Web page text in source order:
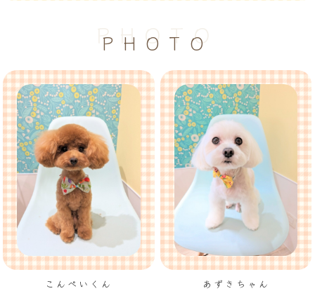
PHOTO
PHOTO
こんぺいくん あずきちゃん